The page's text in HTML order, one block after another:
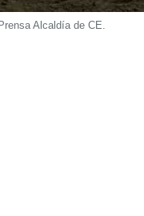
Alcaldía de CE.